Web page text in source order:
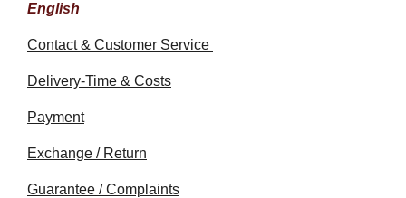
English
Contact & Customer Service
Delivery-Time & Costs
Payment
Exchange / Return
Guarantee / Complaints